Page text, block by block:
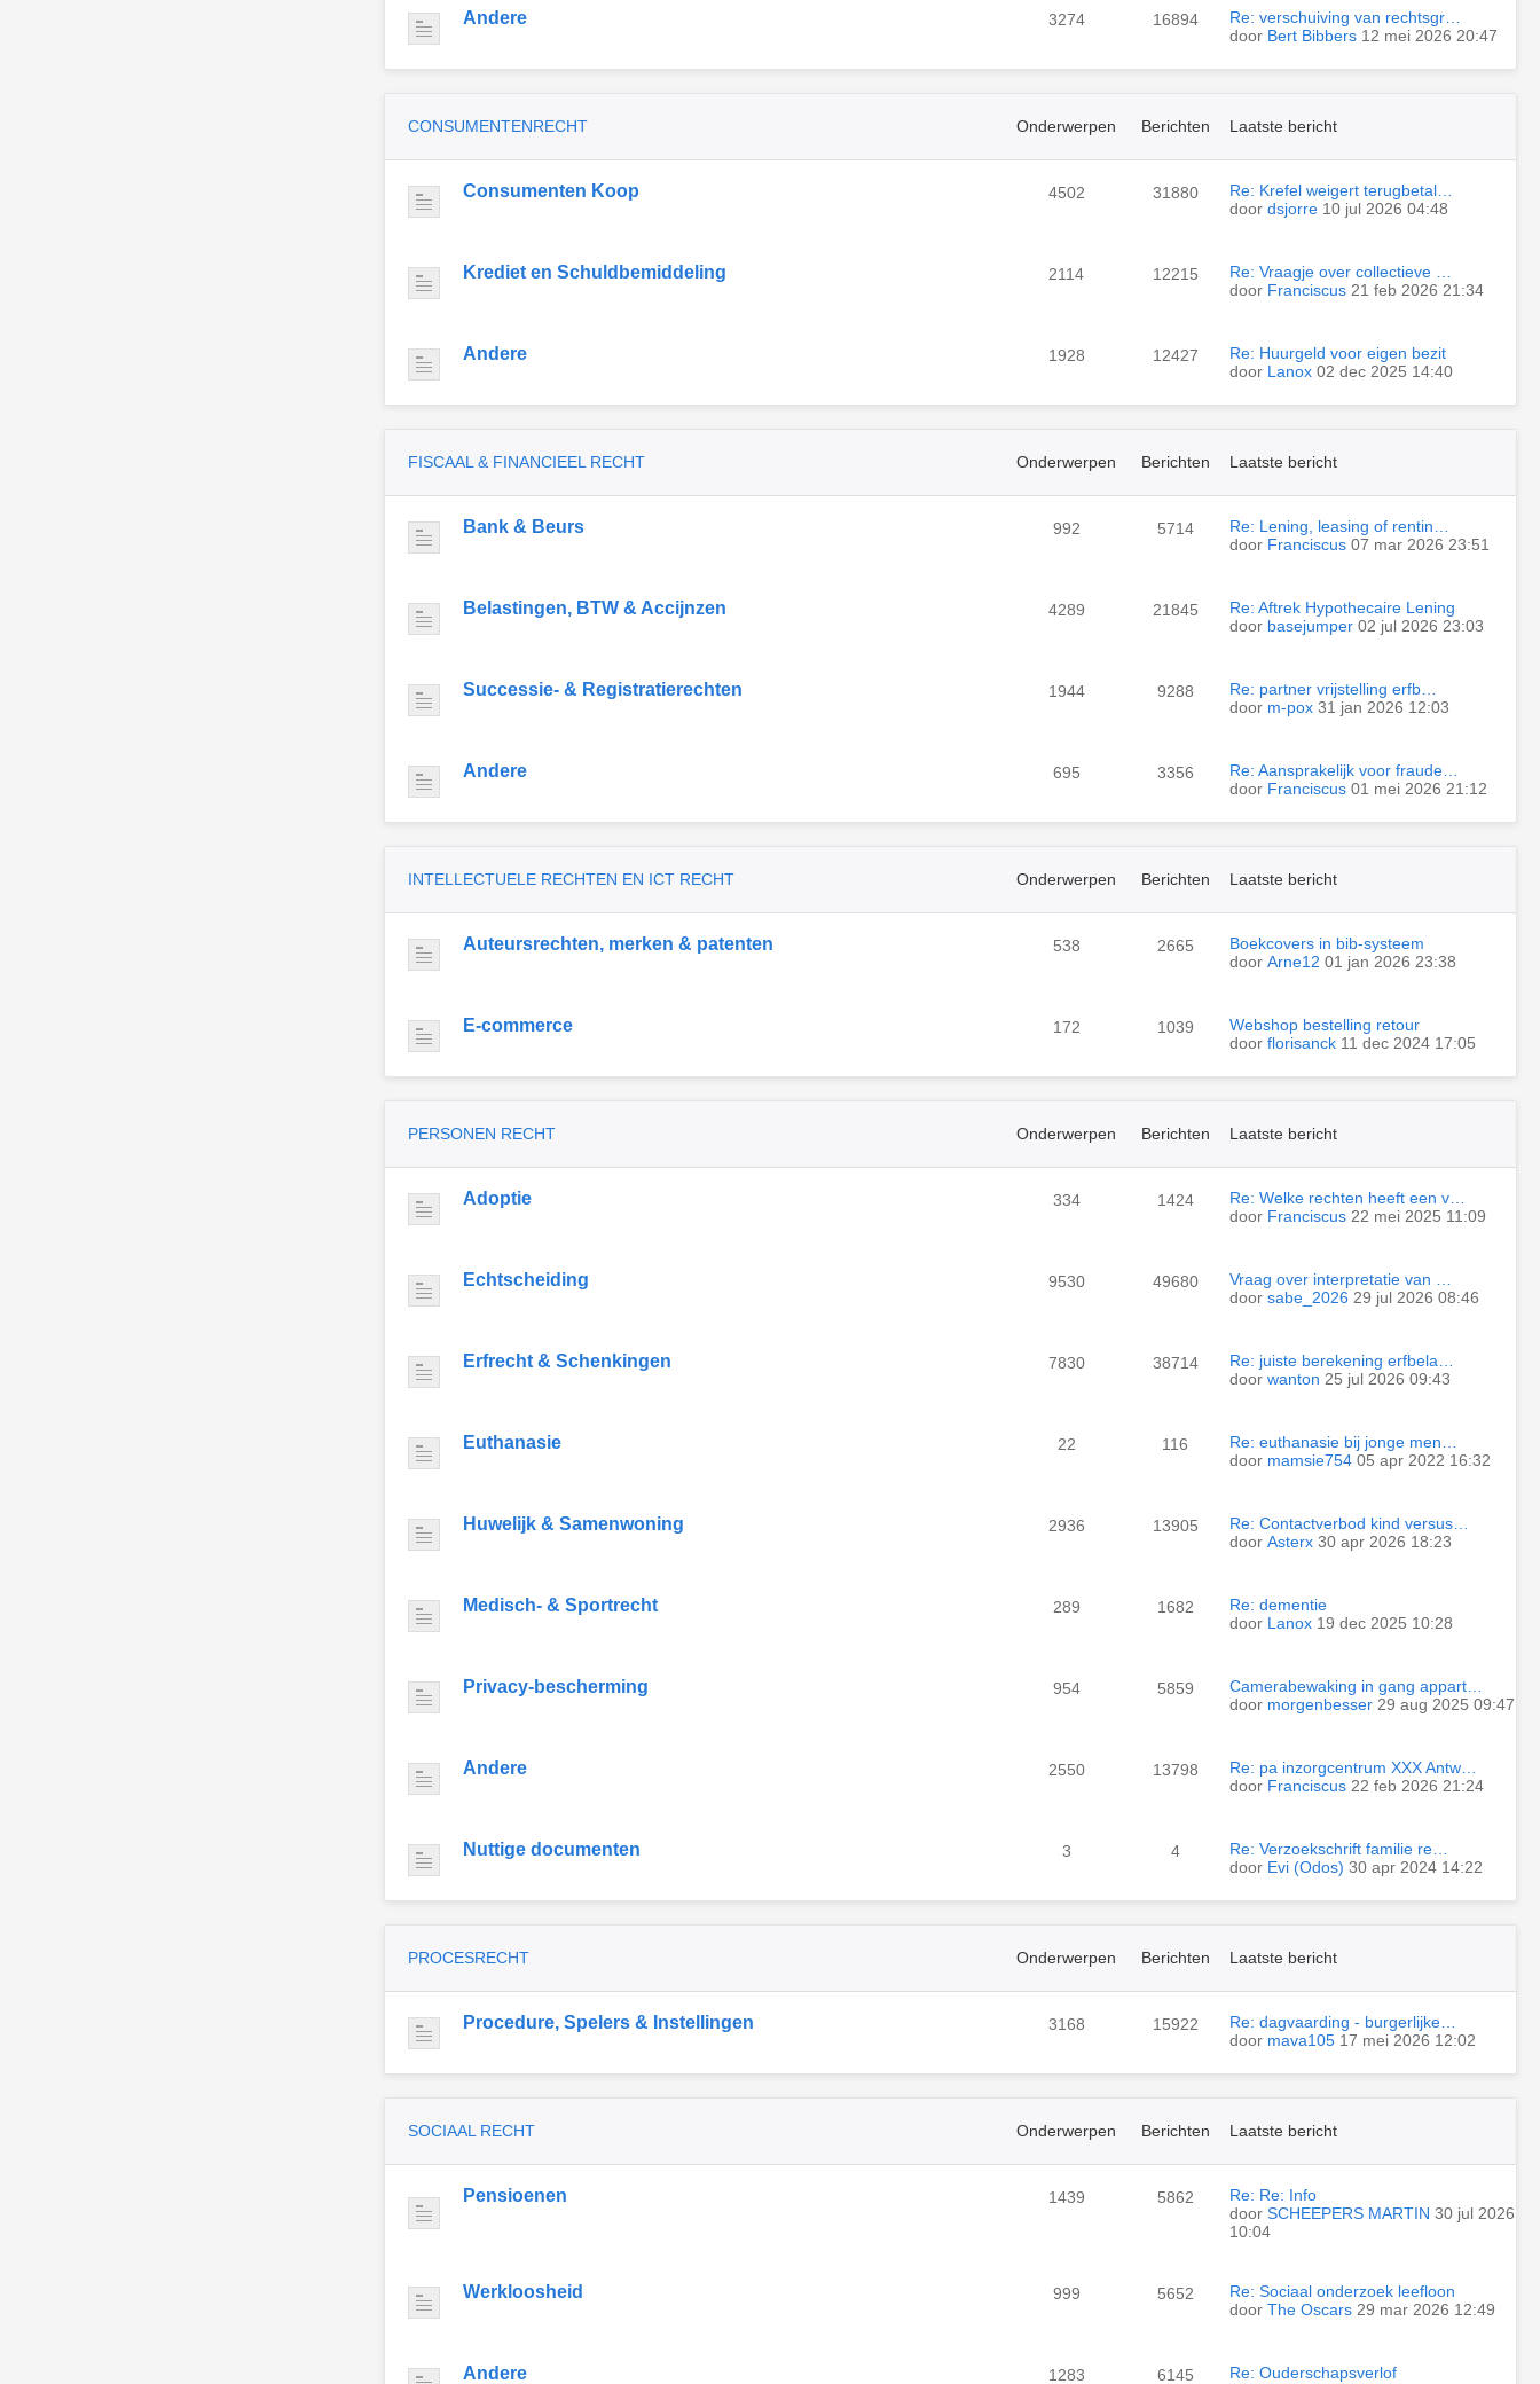
Andere 3274 16894
Re: verschuiving van rechtsgr…
door Bert Bibbers 12 mei 2026 20:47
CONSUMENTENRECHT Onderwerpen Berichten Laatste bericht
Consumenten Koop 4502 31880
Re: Krefel weigert terugbetal…
door dsjorre 10 jul 2026 04:48
Krediet en Schuldbemiddeling 2114 12215
Re: Vraagje over collectieve …
door Franciscus 21 feb 2026 21:34
Andere 1928 12427
Re: Huurgeld voor eigen bezit
door Lanox 02 dec 2025 14:40
FISCAAL & FINANCIEEL RECHT Onderwerpen Berichten Laatste bericht
Bank & Beurs 992 5714
Re: Lening, leasing of rentin…
door Franciscus 07 mar 2026 23:51
Belastingen, BTW & Accijnzen 4289 21845
Re: Aftrek Hypothecaire Lening
door basejumper 02 jul 2026 23:03
Successie- & Registratierechten 1944 9288
Re: partner vrijstelling erfb…
door m-pox 31 jan 2026 12:03
Andere 695 3356
Re: Aansprakelijk voor fraude…
door Franciscus 01 mei 2026 21:12
INTELLECTUELE RECHTEN EN ICT RECHT Onderwerpen Berichten Laatste bericht
Auteursrechten, merken & patenten 538 2665
Boekcovers in bib-systeem
door Arne12 01 jan 2026 23:38
E-commerce 172 1039
Webshop bestelling retour
door florisanck 11 dec 2024 17:05
PERSONEN RECHT Onderwerpen Berichten Laatste bericht
Adoptie 334 1424
Re: Welke rechten heeft een v…
door Franciscus 22 mei 2025 11:09
Echtscheiding 9530 49680
Vraag over interpretatie van …
door sabe_2026 29 jul 2026 08:46
Erfrecht & Schenkingen 7830 38714
Re: juiste berekening erfbela…
door wanton 25 jul 2026 09:43
Euthanasie 22 116
Re: euthanasie bij jonge men…
door mamsie754 05 apr 2022 16:32
Huwelijk & Samenwoning 2936 13905
Re: Contactverbod kind versus…
door Asterx 30 apr 2026 18:23
Medisch- & Sportrecht 289 1682
Re: dementie
door Lanox 19 dec 2025 10:28
Privacy-bescherming 954 5859
Camerabewaking in gang appart…
door morgenbesser 29 aug 2025 09:47
Andere 2550 13798
Re: pa inzorgcentrum XXX Antw…
door Franciscus 22 feb 2026 21:24
Nuttige documenten 3 4
Re: Verzoekschrift familie re…
door Evi (Odos) 30 apr 2024 14:22
PROCESRECHT Onderwerpen Berichten Laatste bericht
Procedure, Spelers & Instellingen 3168 15922
Re: dagvaarding - burgerlijke…
door mava105 17 mei 2026 12:02
SOCIAAL RECHT Onderwerpen Berichten Laatste bericht
Pensioenen 1439 5862
Re: Re: Info
door SCHEEPERS MARTIN 30 jul 2026
10:04
Werkloosheid 999 5652
Re: Sociaal onderzoek leefloon
door The Oscars 29 mar 2026 12:49
Andere 1283 6145
Re: Ouderschapsverlof